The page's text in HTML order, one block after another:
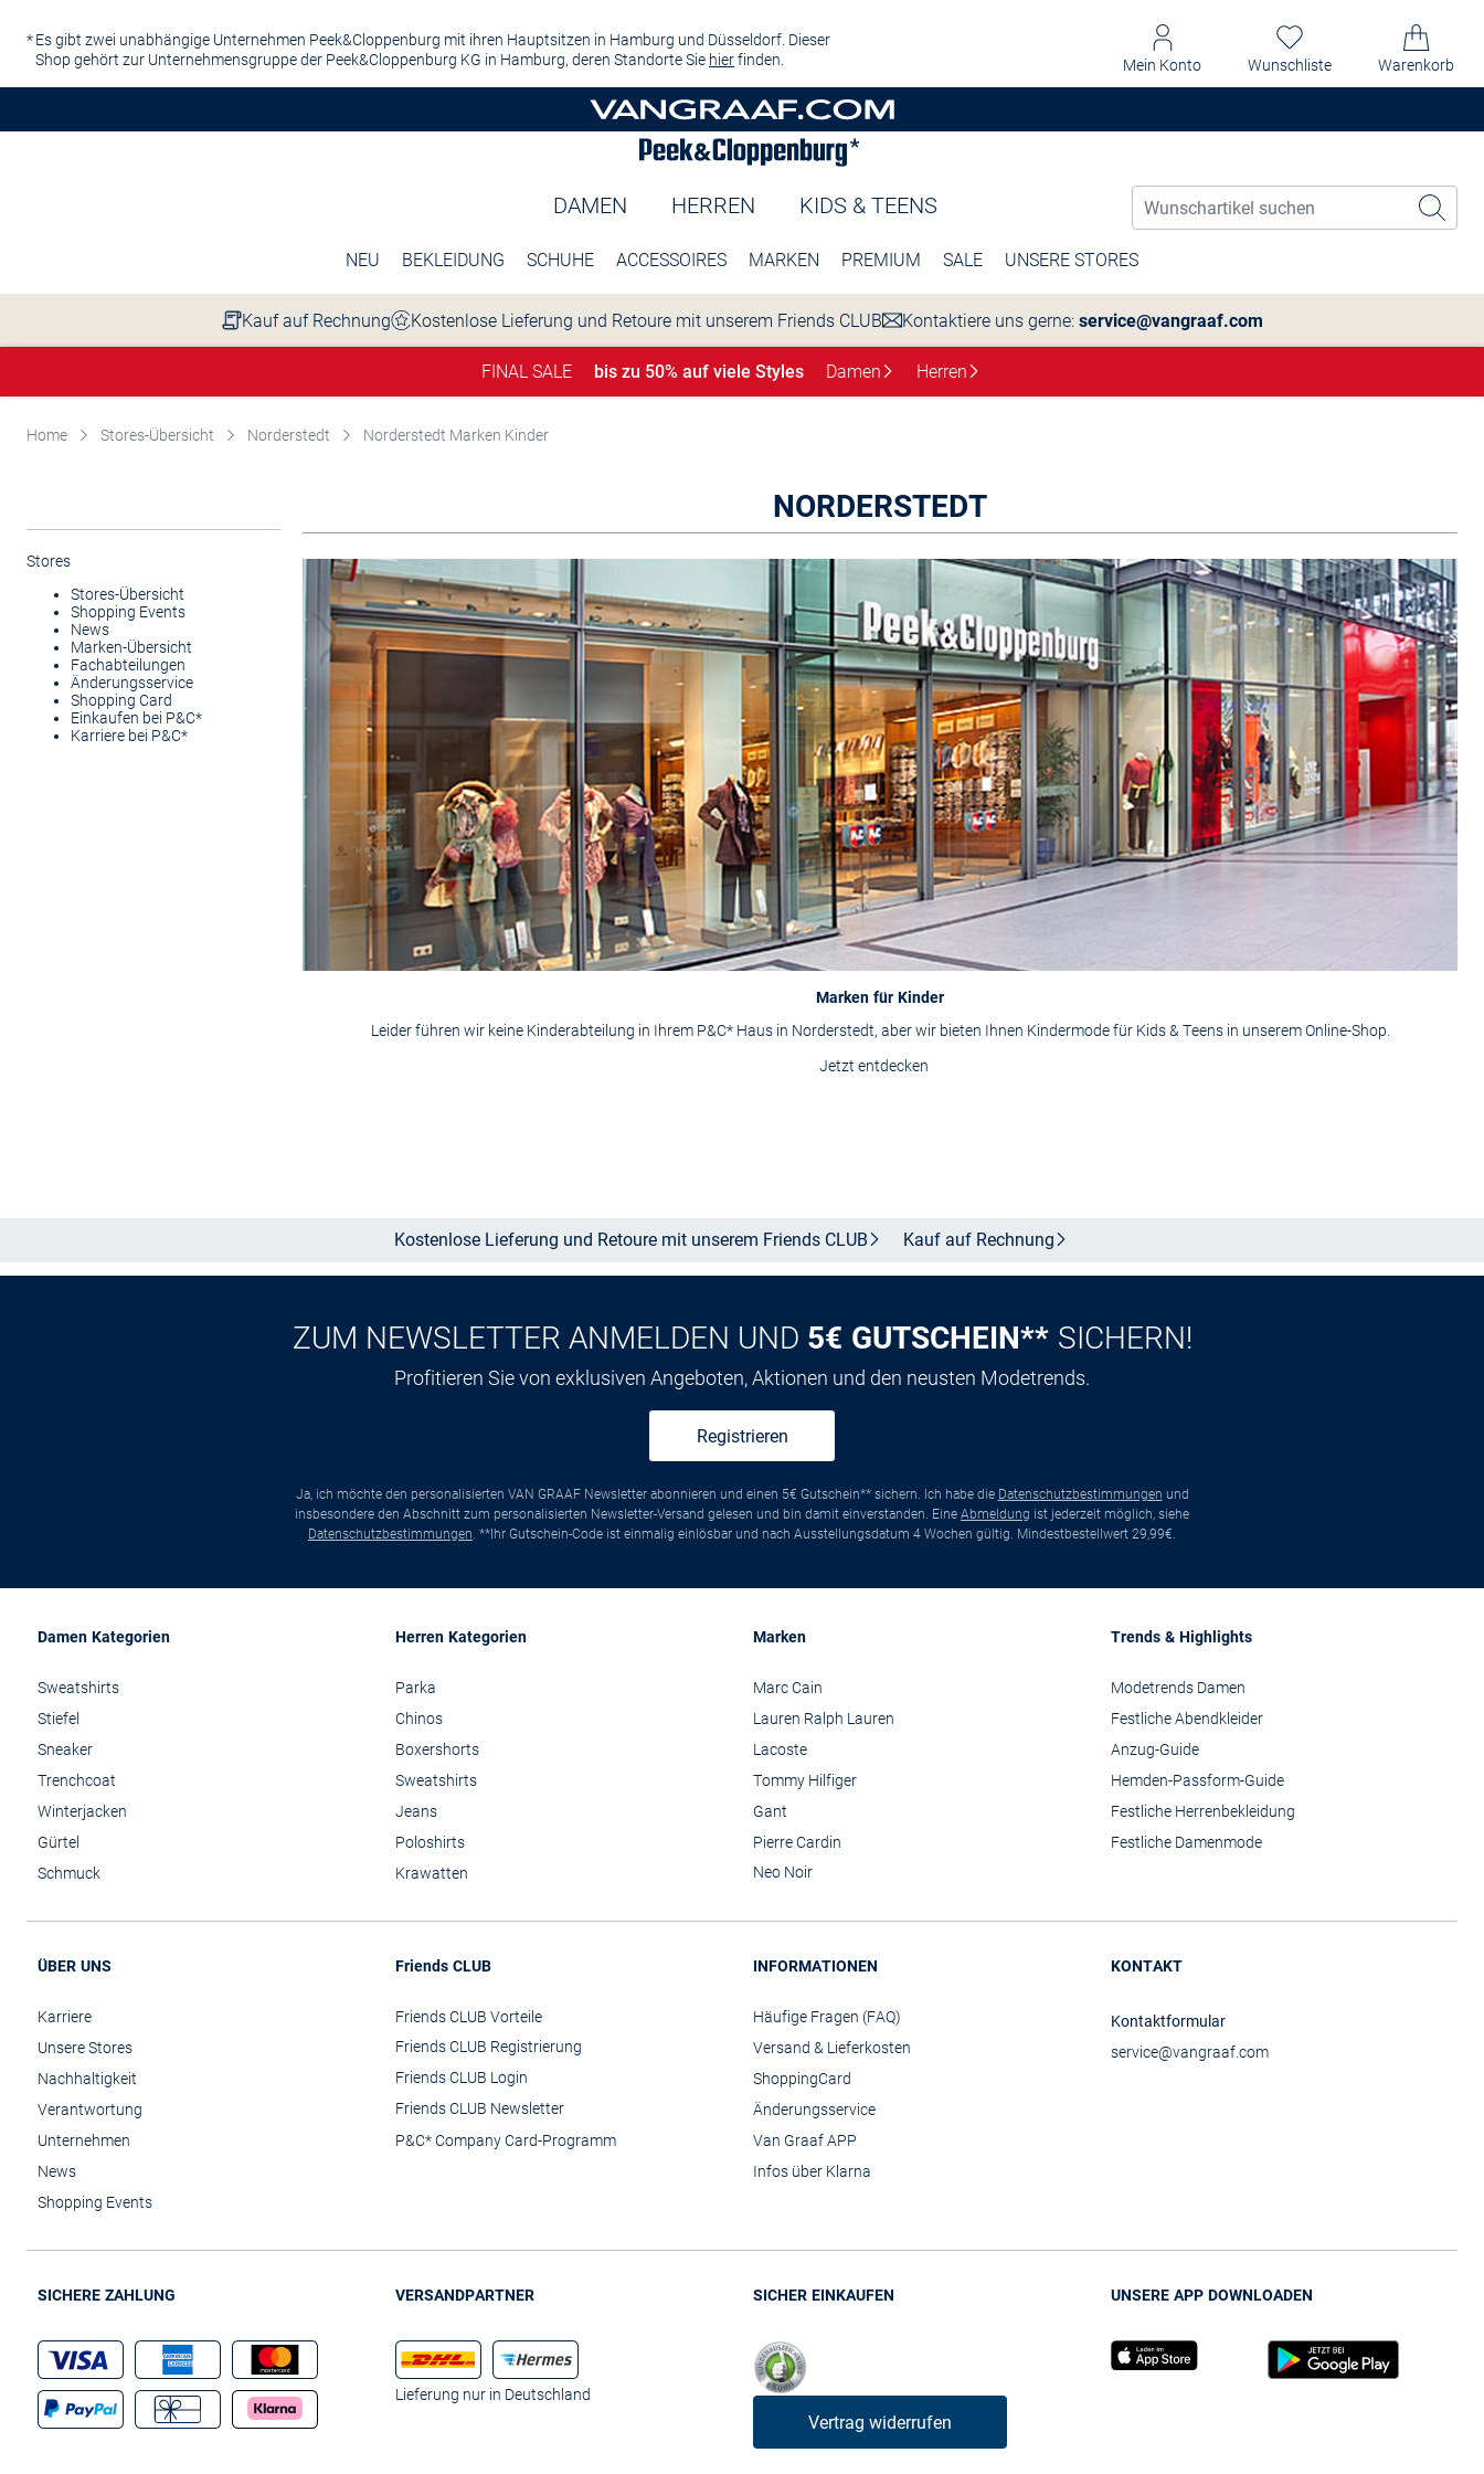
Es gibt zwei unabhängige Unternehmen Peek&Cloppenburg mit ihren Hauptsitzen in Hamburg und Düsseldorf. Dieser
Shop gehört zur Unternehmensgruppe der Peek&Cloppenburg KG in Hamburg, deren Standorte Sie hierfinden. Mein Konto Wunschliste Warenkorb
DAMEN HERREN KIDS & TEENS
NEU BEKLEIDUNG SCHUHE ACCESSOIRES MARKEN PREMIUM SALE UNSERE STORES
Kauf auf Rechnung Kostenlose Lieferung und Retoure mit unserem Friends CLUB Kontaktiere uns gerne: service@vangraaf.com
FINAL SALE bis zu 50% auf viele Styles Damen Herren
Home Stores-Übersicht Norderstedt Norderstedt Marken Kinder
Stores
Stores-Übersicht
Shopping Events
News
Marken-Übersicht
Fachabteilungen
Änderungsservice
Shopping Card
Einkaufen bei P&C*
Karriere bei P&C*
NORDERSTEDT
Marken für Kinder
Leider führen wir keine Kinderabteilung in Ihrem P&C* Haus in Norderstedt, aber wir bieten Ihnen Kindermode für Kids & Teens in unserem Online-Shop.
Jetzt entdecken
Kostenlose Lieferung und Retoure mit unserem Friends CLUB Kauf auf Rechnung
ZUM NEWSLETTER ANMELDEN UND 5€ GUTSCHEIN** SICHERN!
Profitieren Sie von exklusiven Angeboten, Aktionen und den neusten Modetrends.
Registrieren
Ja, ich möchte den personalisierten VAN GRAAF Newsletter abonnieren und einen 5€ Gutschein** sichern. Ich habe die Datenschutzbestimmungen und
insbesondere den Abschnitt zum personalisierten Newsletter-Versand gelesen und bin damit einverstanden. Eine Abmeldung ist jederzeit möglich, siehe
Datenschutzbestimmungen. **Ihr Gutschein-Code ist einmalig einlösbar und nach Ausstellungsdatum 4 Wochen gültig. Mindestbestellwert 29,99€.
Damen Kategorien
Sweatshirts
Stiefel
Sneaker
Trenchcoat
Winterjacken
Gürtel
Schmuck
Herren Kategorien
Parka
Chinos
Boxershorts
Sweatshirts
Jeans
Poloshirts
Krawatten
Marken
Marc Cain
Lauren Ralph Lauren
Lacoste
Tommy Hilfiger
Gant
Pierre Cardin
Neo Noir
Trends & Highlights
Modetrends Damen
Festliche Abendkleider
Anzug-Guide
Hemden-Passform-Guide
Festliche Herrenbekleidung
Festliche Damenmode
ÜBER UNS
Karriere
Unsere Stores
Nachhaltigkeit
Verantwortung
Unternehmen
News
Shopping Events
Friends CLUB
Friends CLUB Vorteile
Friends CLUB Registrierung
Friends CLUB Login
Friends CLUB Newsletter
P&C* Company Card-Programm
INFORMATIONEN
Häufige Fragen (FAQ)
Versand & Lieferkosten
ShoppingCard
Änderungsservice
Van Graaf APP
Infos über Klarna
KONTAKT
Kontaktformular
service@vangraaf.com
SICHERE ZAHLUNG VERSANDPARTNER
Lieferung nur in Deutschland
SICHER EINKAUFEN
Vertrag widerrufen
UNSERE APP DOWNLOADEN